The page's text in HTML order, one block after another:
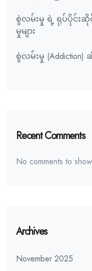
စွဲလမ်းမှု ရဲ့ ရုပ်ပိုင်း
မှုများ
စွဲလမ်းမှု
Recent Comments
No comments to
Archives
November 2025